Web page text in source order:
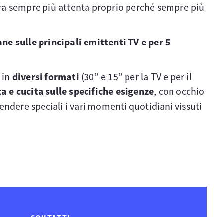
sempre più attenta proprio perché sempre più
sulle principali emittenti TV e per 5
diversi formati (30” e 15” per la TV e per il
e cucita sulle specifiche esigenze, con occhio
speciali i vari momenti quotidiani vissuti